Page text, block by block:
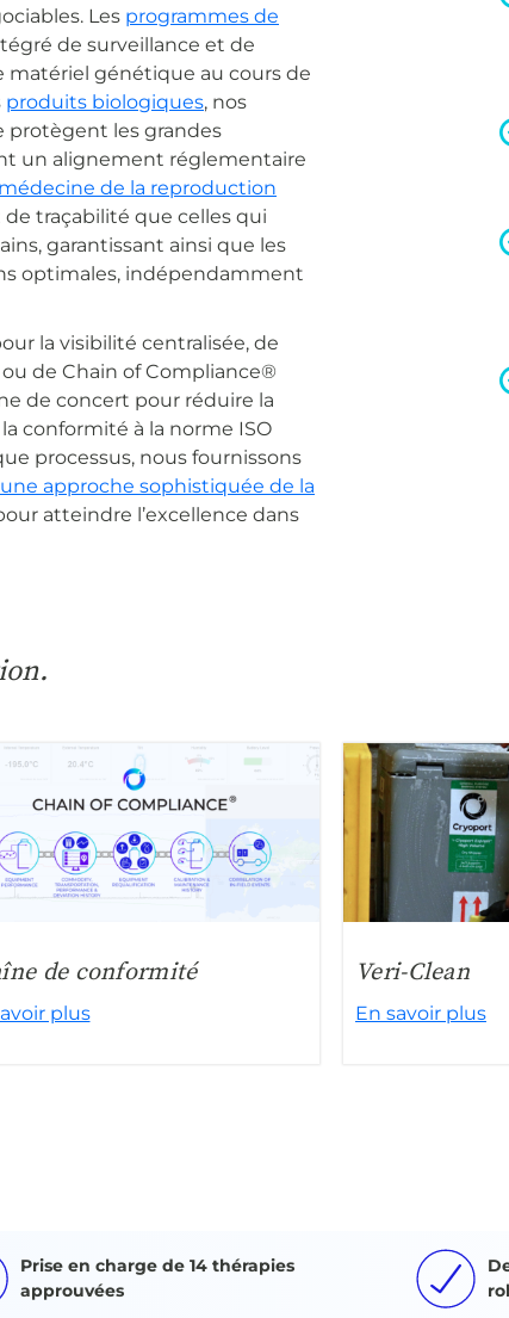
Les programmes de
de surveillance et de
matériel génétique au cours de
produits biologiques, nos
protègent les grandes
un alignement réglementaire
médecine de la reproduction
traçabilité que celles qui
garantissant ainsi que les
optimales, indépendamment
la visibilité centralisée, de
de Chain of Compliance®
de concert pour réduire la
conformité à la norme ISO
processus, nous fournissons
approche sophistiquée de la
atteindre l’excellence dans
de conformité
plus
Veri-Clean
En savoir plus
Prise en charge de 14 thérapies
approuvées